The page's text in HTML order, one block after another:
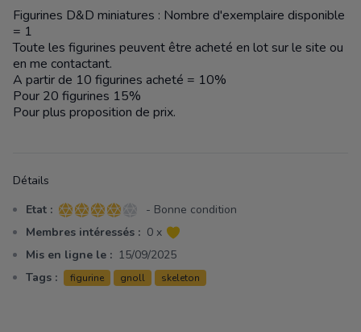
Description
Figurines D&D miniatures : Nombre d'exemplaire disponible
= 1
Toute les figurines peuvent être acheté en lot sur le site ou
en me contactant.
A partir de 10 figurines acheté = 10%
Pour 20 figurines 15%
Pour plus proposition de prix.
Détails
Etat : 4 sur 5 étoiles
- Bonne condition
Membres intéressés : 0 x
Mis en ligne le : 15/09/2025
Tags :
figurine gnoll skeleton